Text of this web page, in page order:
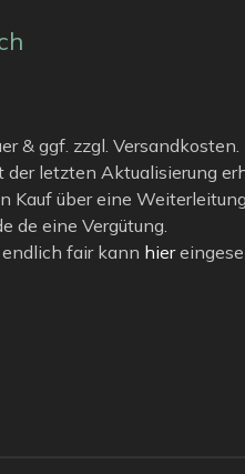
& ggf. zzgl. Versandkosten.
letzten Aktualisierung
Kauf über eine
de eine Vergütung.
fair kann hier